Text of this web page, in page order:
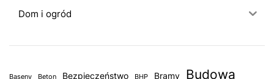
Dom i ogród
Baseny Beton Bezpieczeństwo BHP Bramy Budowa